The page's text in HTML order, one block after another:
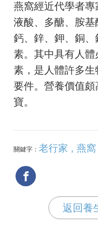
燕窩經近代學者
液酸、多醣、胺基
鈣、鋅、鉀、銅
素。其中具有人
素，是人體許多
要件。營養價值
寶。
關鍵字： 老行家 , 燕窩
返回養